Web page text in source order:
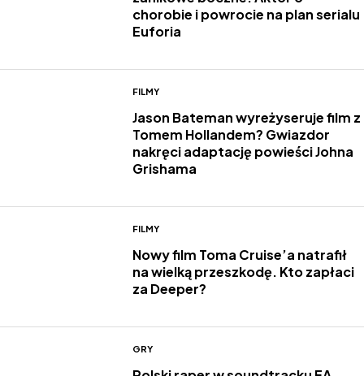
chorobie i powrocie na plan serialu
Euforia
FILMY
Jason Bateman wyreżyseruje film z
Tomem Hollandem? Gwiazdor
nakręci adaptację powieści Johna
Grishama
FILMY
Nowy film Toma Cruise’a natrafił
na wielką przeszkodę. Kto zapłaci
za Deeper?
GRY